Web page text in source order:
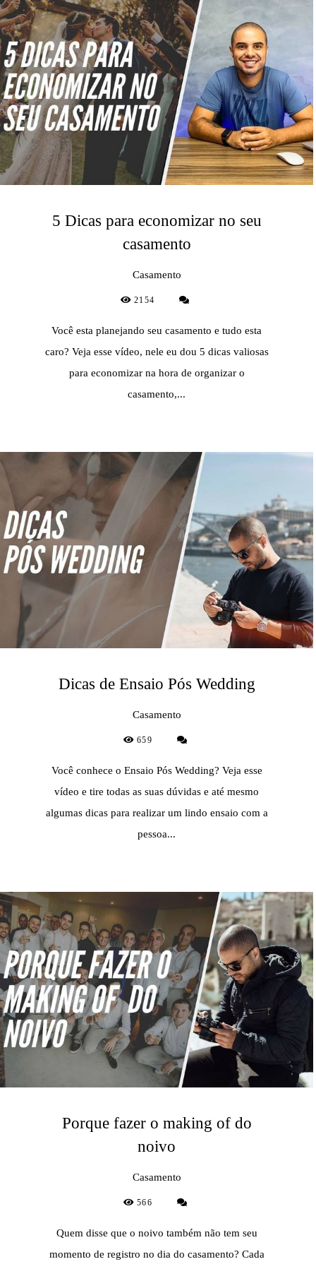
5 Dicas para economizar no seu
casamento
Casamento
2154
Você esta planejando seu casamento e tudo esta
caro? Veja esse vídeo, nele eu dou 5 dicas valiosas
para economizar na hora de organizar o
casamento,...
Dicas de Ensaio Pós Wedding
Casamento
659
Você conhece o Ensaio Pós Wedding? Veja esse
vídeo e tire todas as suas dúvidas e até mesmo
algumas dicas para realizar um lindo ensaio com a
pessoa...
Porque fazer o making of do
noivo
Casamento
566
Quem disse que o noivo também não tem seu
momento de registro no dia do casamento? Cada